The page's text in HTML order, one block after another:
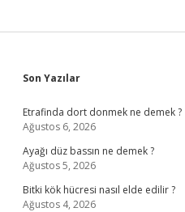
Sidebar
Son Yazılar
Etrafinda dort donmek ne demek ?
Ağustos 6, 2026
Ayağı düz bassın ne demek ?
Ağustos 5, 2026
Bitki kök hücresi nasıl elde edilir ?
Ağustos 4, 2026